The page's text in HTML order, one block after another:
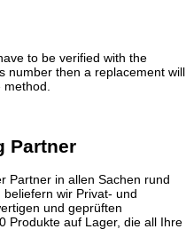
to be verified with the
number then a replacement will
method.
Partner
Partner in allen Sachen rund
wir Privat- und
und geprüften
Produkte auf Lager, die all Ihre